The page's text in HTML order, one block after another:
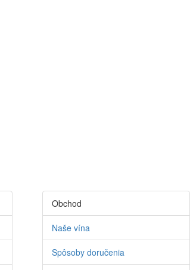
Obchod
Naše vína
Spôsoby doručenia